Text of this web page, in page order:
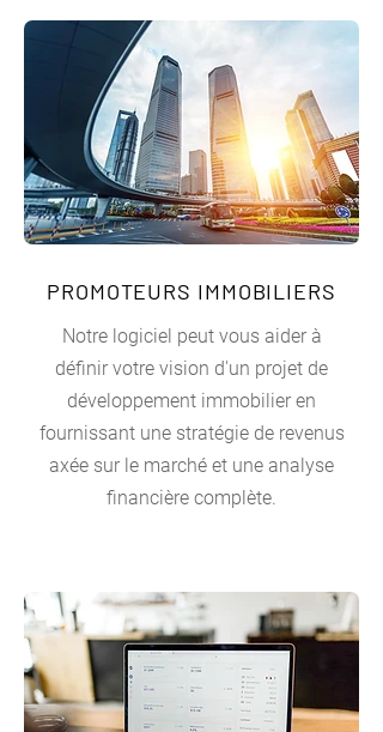
PROMOTEURS IMMOBILIERS
Notre logiciel peut vous aider à
définir votre vision d'un projet de
développement immobilier en
fournissant une stratégie de revenus
axée sur le marché et une analyse
financière complète.